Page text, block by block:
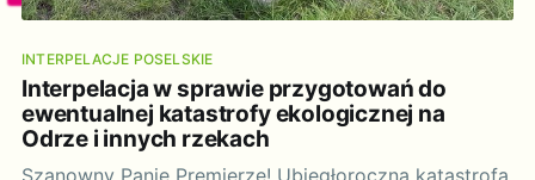
INTERPELACJE POSELSKIE
Interpelacja w sprawie przygotowań do
ewentualnej katastrofy ekologicznej na
Odrze i innych rzekach